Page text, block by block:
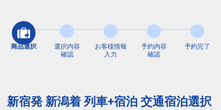
商品選択
選択内容
確認
お客様情報
入力
予約内容
確認
予約完了
新宿発 新潟着 列車+宿泊 交通宿泊選択